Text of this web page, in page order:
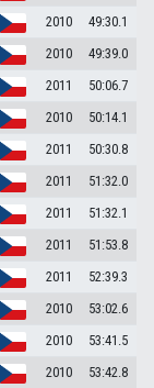
2010
49:30.1
2010
49:39.0
2011
50:06.7
2010
50:14.1
2011
50:30.8
2011
51:32.0
2011
51:32.1
2011
51:53.8
2011
52:39.3
2010
53:02.6
2010
53:41.5
2010
53:42.8